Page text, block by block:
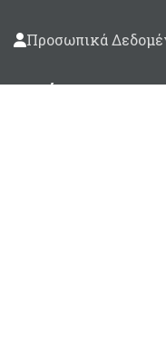
Προσωπικά
Βρείτε μας